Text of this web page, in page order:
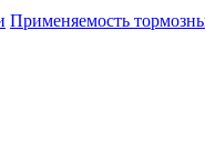
Применяемость